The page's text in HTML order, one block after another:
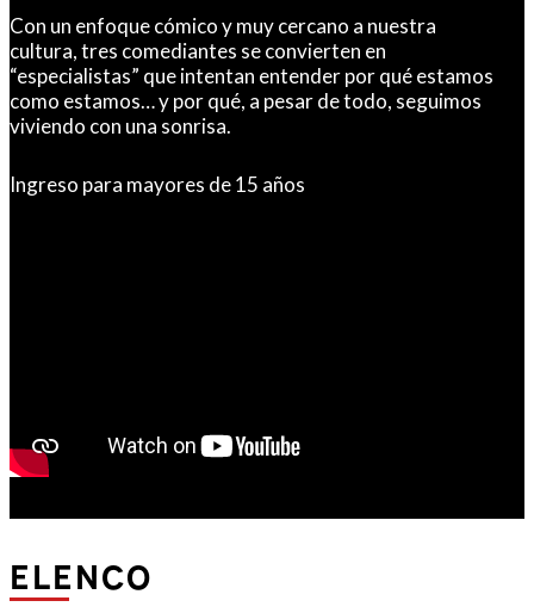
Con un enfoque cómico y muy cercano a nuestra
cultura, tres comediantes se convierten en
“especialistas” que intentan entender por qué estamos
como estamos… y por qué, a pesar de todo, seguimos
viviendo con una sonrisa.
Ingreso para mayores de 15 años
ELENCO